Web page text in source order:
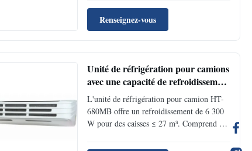
opérationnel, installation facile,
performances stables pour le transport
longue distance sous chaîne du froid.
Renseignez-vous
Unité de réfrigération pour camions
avec une capacité de refroidissement
de 6300 W, condensateur à débit
parallèle et dégivrage de gaz chaud
pour le transport par chaîne froide
L'unité de réfrigération pour camion HT-
680MB offre un refroidissement de 6 300
W pour des caisses ≤ 27 m³. Comprend un
parallèle, un dégivrage par gaz chaud et